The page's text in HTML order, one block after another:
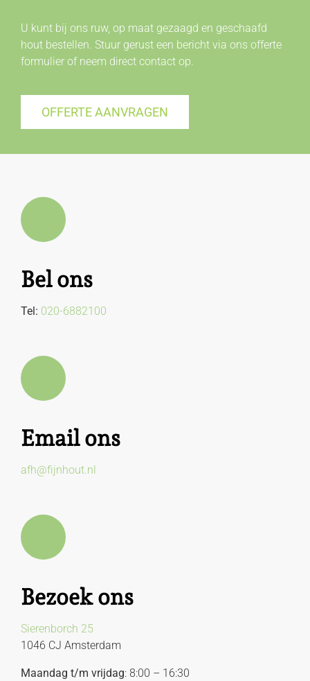
U kunt bij ons ruw, op maat gezaagd en geschaafd
hout bestellen. Stuur gerust een bericht via ons offerte
formulier of neem direct contactop.
OFFERTE AANVRAGEN
Bel ons
Tel: 020-6882100
Email ons
afh@fijnhout.nl
Bezoek ons
Sierenborch 25
1046 CJ Amsterdam
Maandag t/m vrijdag: 8:00 – 16:30